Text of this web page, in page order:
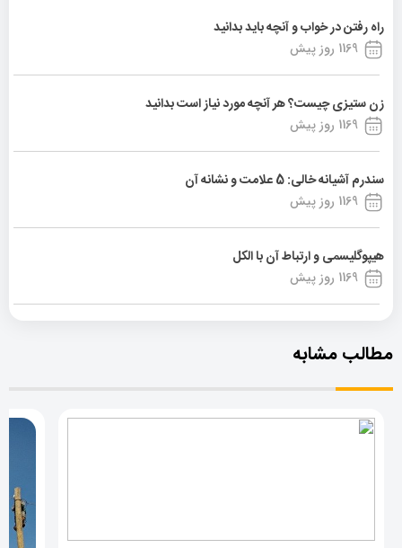
راه رفتن در خواب و آنچه باید بدانید
1169 روز پیش
زن ستیزی چیست؟ هر آنچه مورد نیاز است بدانید
1169 روز پیش
سندرم آشیانه خالی: 5 علامت و نشانه آن
1169 روز پیش
هیپوگلیسمی و ارتباط آن با الکل
1169 روز پیش
مطالب مشابه